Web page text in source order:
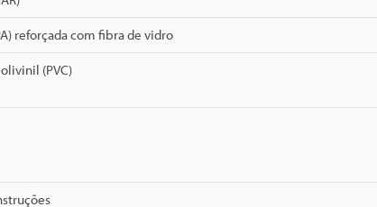
reforçada com fibra de vidro
(PVC)